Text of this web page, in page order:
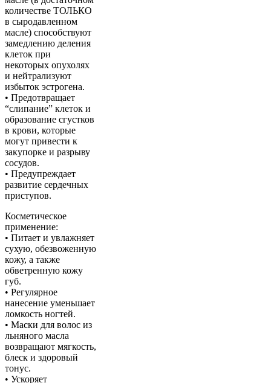
количестве ТОЛЬКО
в сыродавленном
масле) способствуют
замедлению деления
клеток при
некоторых опухолях
и нейтрализуют
избыток эстрогена.
• Предотвращает
“слипание” клеток и
образование сгустков
в крови, которые
могут привести к
закупорке и разрыву
сосудов.
• Предупреждает
развитие сердечных
приступов.
Косметическое
применение:
• Питает и увлажняет
сухую, обезвоженную
кожу, а также
обветренную кожу
губ.
• Регулярное
нанесение уменьшает
ломкость ногтей.
• Маски для волос из
льняного масла
возвращают мягкость,
блеск и здоровый
тонус.
• Ускоряет